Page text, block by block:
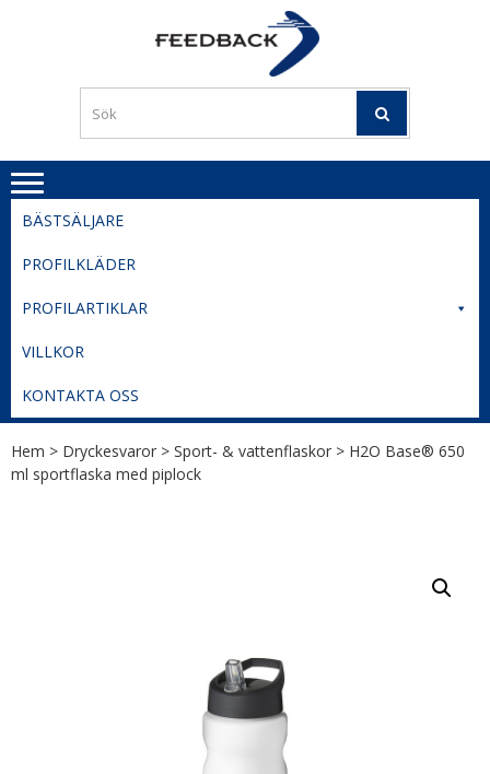
TIL
BESTE
PRISER
BÄSTSÄLJARE
PROFILKLÄDER
PROFILARTIKLAR
VILLKOR
KONTAKTA OSS
Hem > Dryckesvaror > Sport- & vattenflaskor > H2O Base® 650
ml sportflaska med piplock